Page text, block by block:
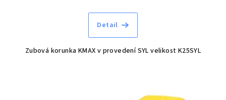
Detail
Zubová korunka KMAX v provedení SYL velikost K25SYL